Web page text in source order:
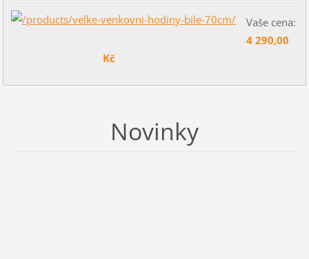
Vaše cena:
4 290,00
Kč
Novinky